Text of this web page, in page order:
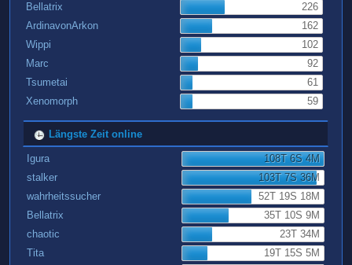
Bellatrix
226
ArdinavonArkon
162
Wippi
102
Marc
92
Tsumetai
61
Xenomorph
59
Längste Zeit online
Igura
108T 6S 4M
stalker
103T 7S 36M
wahrheitssucher
52T 19S 18M
Bellatrix
35T 10S 9M
chaotic
23T 34M
Tita
19T 15S 5M